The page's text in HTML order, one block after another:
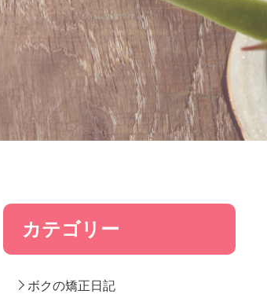
カテゴリー
ボクの矯正日記